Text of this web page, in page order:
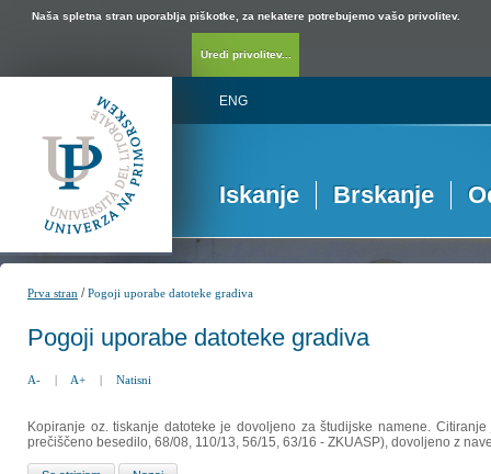
Naša spletna stran uporablja piškotke, za nekatere potrebujemo vašo privolitev.
Uredi privolitev...
ENG
Iskanje Brskanje
Prva stran /Pogoji uporabe datoteke gradiva
Pogoji uporabe datoteke gradiva
A- | A+ | Natisni
Kopiranje oz. tiskanje datoteke je dovoljeno za študijske namene.
prečiščeno besedilo, 68/08, 110/13, 56/15, 63/16 - ZKUASP), dovoljeno z